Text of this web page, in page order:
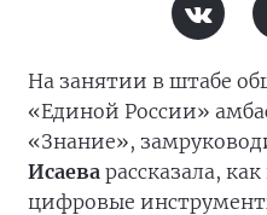
На занятии в штабе
«Единой России»
«Знание»,
Исаева рассказала,
цифровые